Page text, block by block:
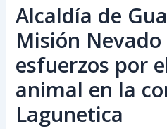
Alcaldía de
Misión
esfuerzos por
animal en la
Lagunetica